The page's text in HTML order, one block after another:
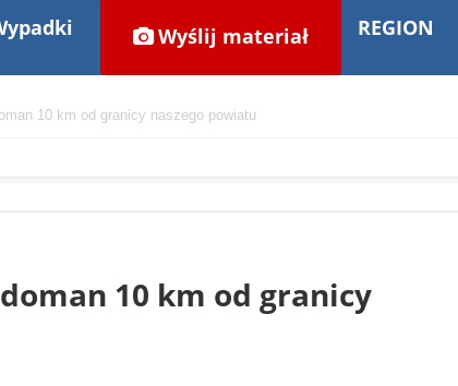
Wyślij materiał REGION
10 km od granicy naszego powiatu
10 km od granicy